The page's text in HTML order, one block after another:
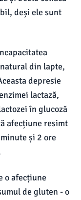
deși ele sunt
din lapte,
depresie
lactază,
în glucoză
afecțiune resimt
și 2 ore
o afecțiune
de gluten - o